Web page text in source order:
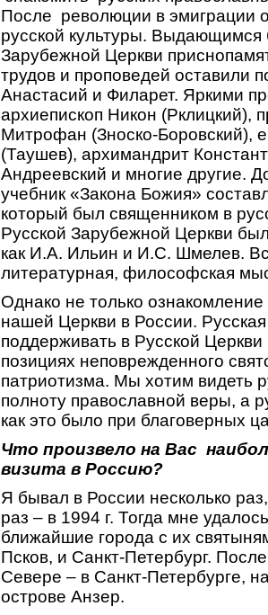
После революции в эмиграции
русской культуры. Выдающимся
Зарубежной Церкви
трудов и проповедей оставили
Анастасий и Филарет. Яркими
архиепископ Никон (Рклицкий),
Митрофан (Зноско-Боровский),
(Таушев), архимандрит
Андреевский и многие другие.
учебник «Закона Божия»
который был священником в
Русской Зарубежной Церкви
как И.А. Ильин и И.С. Шмелев.
литературная, философская
Однако не только
нашей Церкви в России.
поддерживать в Русской
позициях неповрежденного
патриотизма. Мы хотим видеть
полноту православной веры, а
как это было при благоверных
Что произвело на Вас
визита в Россию?
Я бывал в России несколько
раз – в 1994 г. Тогда мне
ближайшие города с их
Псков, и Санкт-Петербург.
Севере – в Санкт-Петербурге,
острове Анзер.